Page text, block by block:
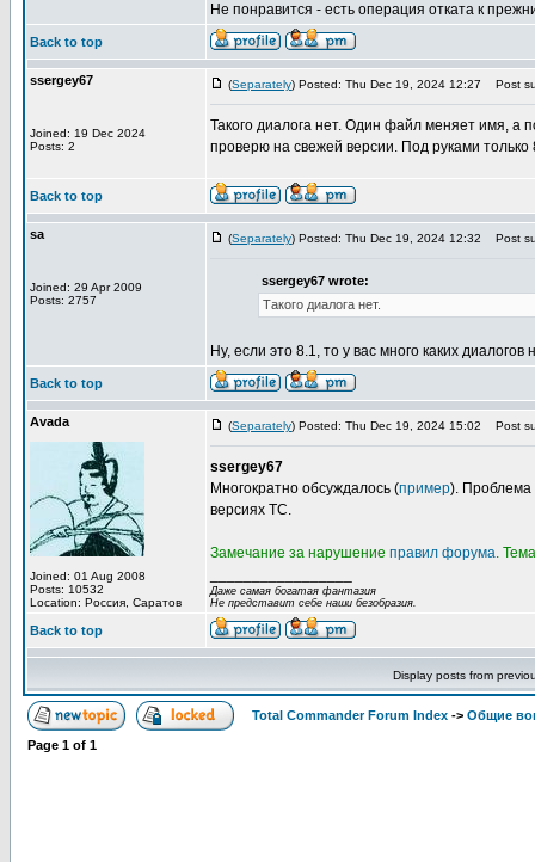
Не понравится - есть операция отката к
Back to top
ssergey67
Joined: 19 Dec 2024
Posts: 2
(Separately) Posted: Thu Dec 19, 2024 12:27 Post
Такого диалога нет. Один файл меняет имя,
проверю на свежей версии. Под руками только
Back to top
sa
Joined: 29 Apr 2009
Posts: 2757
(Separately) Posted: Thu Dec 19, 2024 12:32 Post
ssergey67 wrote:
Такого диалога нет.
Ну, если это 8.1, то у вас много каких диалогов
Back to top
Avada
Joined: 01 Aug 2008
Posts: 10532
Location: Россия, Саратов
(Separately) Posted: Thu Dec 19, 2024 15:02 Post
ssergey67
Многократно обсуждалось (пример). Проблема
версиях TC.
Замечание за нарушение правил форума.
Даже самая богатая фантазия
Не представит себе наши безобразия.
Back to top
Display posts from
Total Commander Forum Index -> Общие
Page 1 of 1